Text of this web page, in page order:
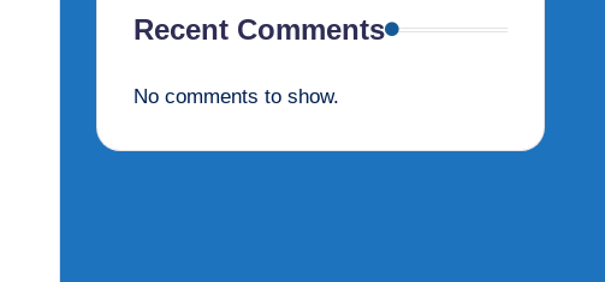
Recent Comments
No comments to show.